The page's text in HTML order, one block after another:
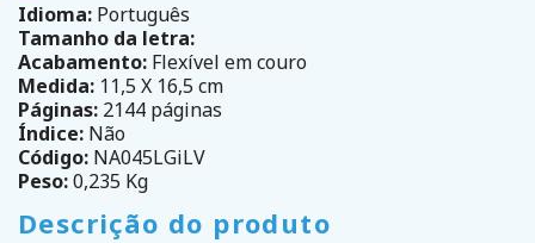
Idioma: Português
Tamanho da letra:
Acabamento: Flexível em couro
Medida: 11,5 X 16,5 cm
Páginas: 2144 páginas
Índice: Não
Código: NA045LGiLV
Peso:0,235 Kg
Descrição do produto